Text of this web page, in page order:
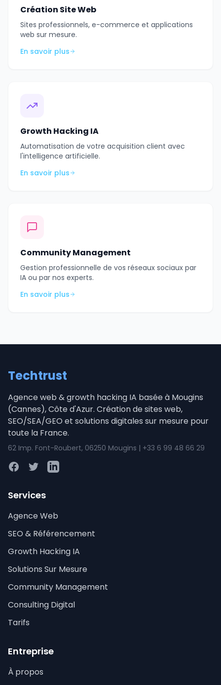
Création Site Web
Sites professionnels, e-commerce et applications
web sur mesure.
En savoir plus
Growth Hacking IA
Automatisation de votre acquisition client avec
l'intelligence artificielle.
En savoir plus
Community Management
Gestion professionnelle de vos réseaux sociaux par
IA ou par nos experts.
En savoir plus
Techtrust
Agence web & growth hacking IA basée à Mougins
(Cannes), Côte d'Azur. Création de sites web,
SEO/SEA/GEO et solutions digitales sur mesure pour
toute la France.
62 Imp. Font-Roubert, 06250 Mougins | +33 6 99 48 66 29
FacebookTwitterLinkedIn
Services
Agence Web
SEO & Référencement
Growth Hacking IA
Solutions Sur Mesure
Community Management
Consulting Digital
Tarifs
Entreprise
À propos